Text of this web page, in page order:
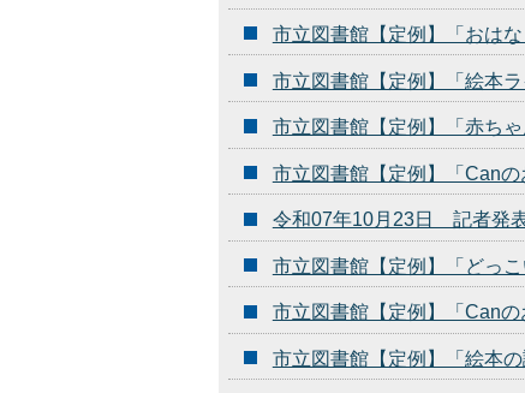
市立図書館【定例】「おはな
市立図書館【定例】「絵本ラ
市立図書館【定例】「赤ちゃ
市立図書館【定例】「Canの
令和07年10月23日 記者発
市立図書館【定例】「どっこ
市立図書館【定例】「Canの
市立図書館【定例】「絵本の